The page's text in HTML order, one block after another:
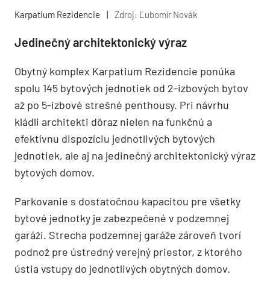
Karpatium Rezidencie | Zdroj: Ľubomír Novák
Jedinečný architektonický výraz
Obytný komplex Karpatium Rezidencie ponúka
spolu 145 bytových jednotiek od 2-izbových bytov
až po 5-izbové strešné penthousy. Pri návrhu
kládli architekti dôraz nielen na funkčnú a
efektívnu dispozíciu jednotlivých bytových
jednotiek, ale aj na jedinečný architektonický výraz
bytových domov.
Parkovanie s dostatočnou kapacitou pre všetky
bytové jednotky je zabezpečené v podzemnej
garáži. Strecha podzemnej garáže zároveň tvorí
podnož pre ústredný verejný priestor, z ktorého
ústia vstupy do jednotlivých obytných domov.